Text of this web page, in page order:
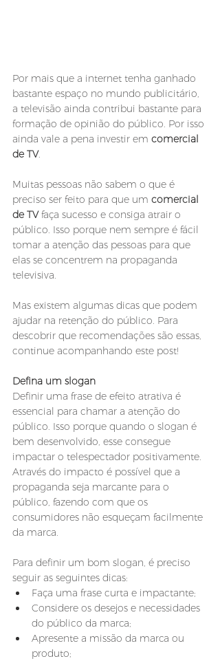
Por mais que a internet tenha ganhado
bastante espaço no mundo publicitário,
a televisão ainda contribui bastante para
formação de opinião do público. Por isso
ainda vale a pena investir em comercial
de TV.
Muitas pessoas não sabem o que é
preciso ser feito para que um comercial
de TV faça sucesso e consiga atrair o
público. Isso porque nem sempre é fácil
tomar a atenção das pessoas para que
elas se concentrem na propaganda
televisiva.
Mas existem algumas dicas que podem
ajudar na retenção do público. Para
descobrir que recomendações são essas,
continue acompanhando este post!
Defina um slogan
Definir uma frase de efeito atrativa é
essencial para chamar a atenção do
público. Isso porque quando o slogan é
bem desenvolvido, esse consegue
impactar o telespectador positivamente.
Através do impacto é possível que a
propaganda seja marcante para o
público, fazendo com que os
consumidores não esqueçam facilmente
da marca.
Para definir um bom slogan, é preciso
seguir as seguintes dicas:
Faça uma frase curta e impactante;
Considere os desejos e necessidades
do público da marca;
Apresente a missão da marca ou
produto;